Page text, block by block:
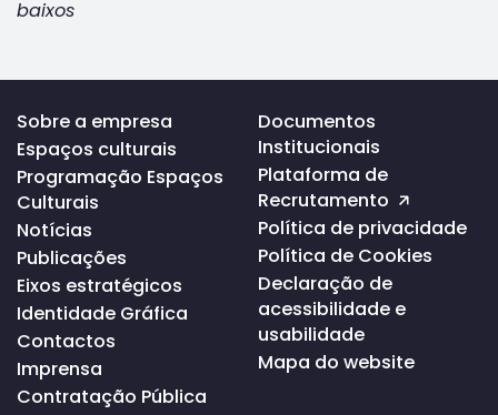
baixos
Voltar
ao
topo
da
página
Sobre a empresa
Espaços culturais
Programação Espaços
Culturais
Notícias
Publicações
Eixos estratégicos
Identidade Gráfica
Contactos
Imprensa
Contratação Pública
Documentos
Institucionais
Plataforma de
Recrutamento
Política de privacidade
Política de Cookies
Declaração de
acessibilidade e
usabilidade
Mapa do website